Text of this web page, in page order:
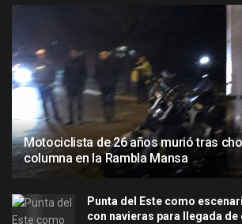
Motociclista de 26 años murió tras
columna en la Rambla Mansa
Punta del Este como
con navieras para llegada